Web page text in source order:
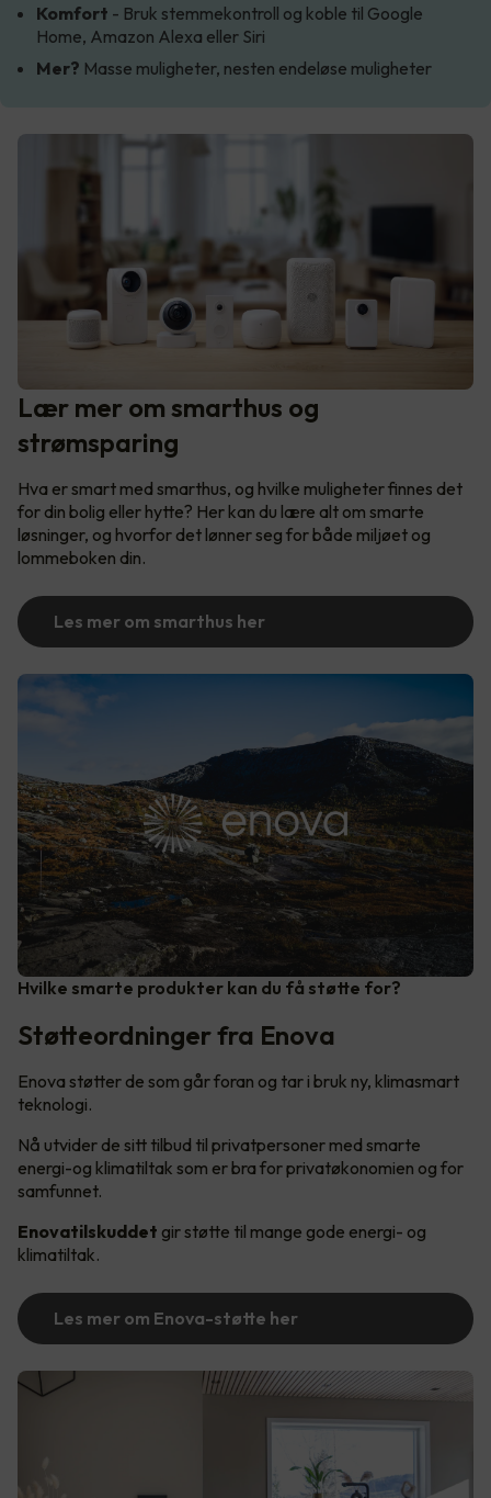
Komfort - Bruk stemmekontroll og koble til Google
Home, Amazon Alexa eller Siri
Mer? Masse muligheter, nesten endeløse muligheter
Lær mer om smarthus og
strømsparing
Hva er smart med smarthus, og hvilke muligheter finnes det
for din bolig eller hytte? Her kan du lære alt om smarte
løsninger, og hvorfor det lønner seg for både miljøet og
lommeboken din.
Les mer om smarthus her
Hvilke smarte produkter kan du få støtte for?
Støtteordninger fra Enova
Enova støtter de som går foran og tar i bruk ny, klimasmart
teknologi.
Nå utvider de sitt tilbud til privatpersoner med smarte
energi-og klimatiltak som er bra for privatøkonomien og for
samfunnet.
Enovatilskuddet gir støtte til mange gode energi- og
klimatiltak.
Les mer om Enova-støtte her